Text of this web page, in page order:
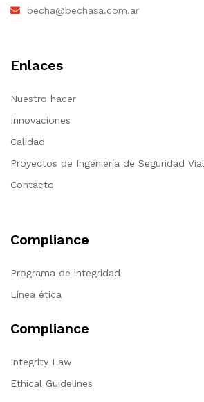
becha@bechasa.com.ar
Enlaces
Nuestro hacer
Innovaciones
Calidad
Proyectos de Ingeniería de Seguridad Vial
Contacto
Compliance
Programa de integridad
Línea ética
Compliance
Integrity Law
Ethical Guidelines